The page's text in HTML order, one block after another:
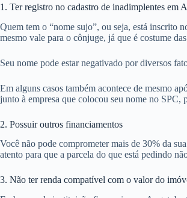
1. Ter registro no cadastro de inadimplentes em
Quem tem o “nome sujo”, ou seja, está inscrito
mesmo vale para o cônjuge, já que é costume
Seu nome pode estar negativado por diversos
Em alguns casos também acontece de mesmo
junto à empresa que colocou seu nome no SPC,
2. Possuir outros financiamentos
Você não pode comprometer mais de 30% da
atento para que a parcela do que está pedindo
3. Não ter renda compatível com o valor do